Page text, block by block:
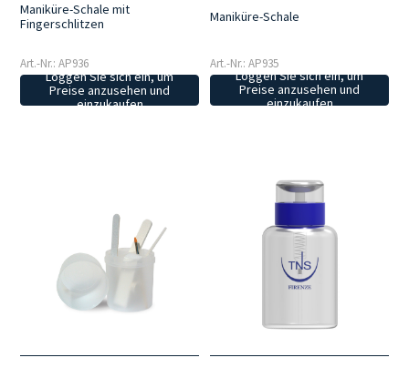
Maniküre-Schale mit
Fingerschlitzen
Art.-Nr.: AP936
Loggen Sie sich ein, um
Preise anzusehen und
einzukaufen
Maniküre-Schale
Art.-Nr.: AP935
Loggen Sie sich ein, um
Preise anzusehen und
einzukaufen